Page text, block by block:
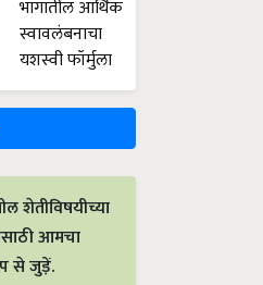
शेतीविषयीच्या
आमचा
से जुड़ें.